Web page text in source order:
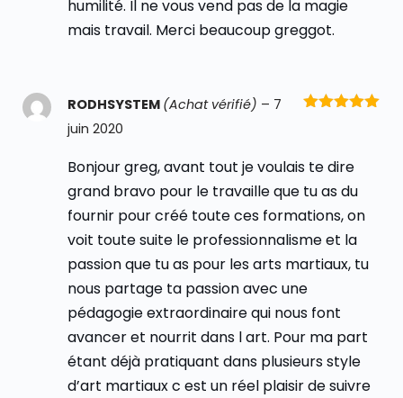
humilité. Il ne vous vend pas de la magie
mais travail. Merci beaucoup greggot.
RODHSYSTEM (Achat vérifié) – 7
juin 2020
Bonjour greg, avant tout je voulais te dire
grand bravo pour le travaille que tu as du
fournir pour créé toute ces formations, on
voit toute suite le professionnalisme et la
passion que tu as pour les arts martiaux, tu
nous partage ta passion avec une
pédagogie extraordinaire qui nous font
avancer et nourrit dans l art. Pour ma part
étant déjà pratiquant dans plusieurs style
d’art martiaux c est un réel plaisir de suivre